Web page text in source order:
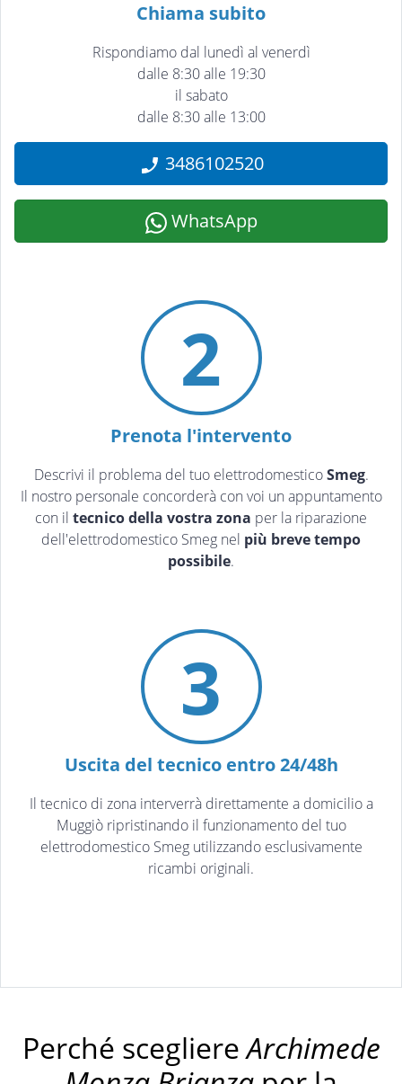
Chiama subito
Rispondiamo dal lunedì al venerdì
dalle 8:30 alle 19:30
il sabato
dalle 8:30 alle 13:00
3486102520
WhatsApp
2
Prenota l'intervento
Descrivi il problema del tuo elettrodomesticoSmeg.
Il nostro personale concorderà con voi un appuntamento
con il tecnico della vostra zona per la riparazione
dell'elettrodomestico Smeg nel più breve tempo
possibile.
3
Uscita del tecnico entro 24/48h
Il tecnico di zona interverrà direttamente a domicilio a
Muggiò ripristinando il funzionamento del tuo
elettrodomestico Smeg utilizzando esclusivamente
ricambi originali.
Perché scegliereArchimede